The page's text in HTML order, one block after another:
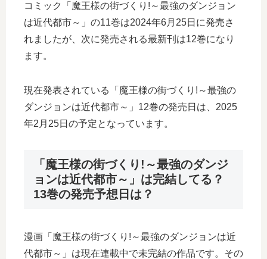
コミック「魔王様の街づくり!～最強のダンジョン
は近代都市～」の11巻は2024年6月25日に発売さ
れましたが、次に発売される最新刊は12巻になり
ます。
現在発表されている「魔王様の街づくり!～最強の
ダンジョンは近代都市～」12巻の発売日は、2025
年2月25日の予定となっています。
「魔王様の街づくり!～最強のダンジ
ョンは近代都市～」は完結してる？
13巻の発売予想日は？
漫画「魔王様の街づくり!～最強のダンジョンは近
代都市～」は現在連載中で未完結の作品です。その